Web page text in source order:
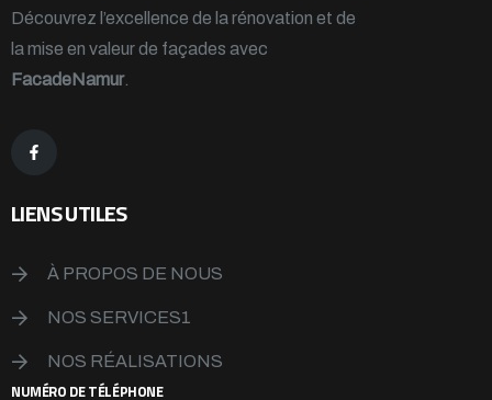
Découvrez l’excellence de la rénovation et de
la mise en valeur de façades avec
FacadeNamur.
LIENS UTILES
À PROPOS DE NOUS
NOS SERVICES1
NOS RÉALISATIONS
NUMÉRO DE TÉLÉPHONE